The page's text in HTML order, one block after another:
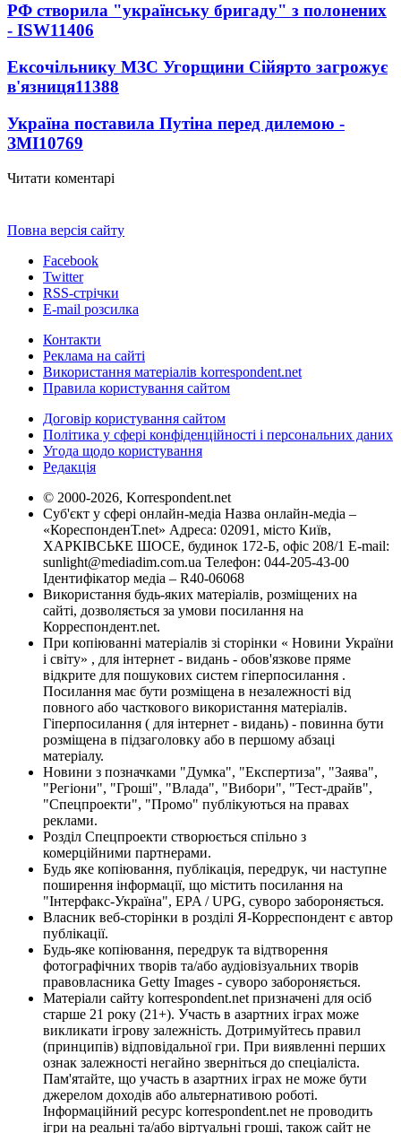
РФ створила "українську бригаду" з полонених
- ISW11406
Ексочільнику МЗС Угорщини Сійярто загрожує
в'язниця11388
Україна поставила Путіна перед дилемою -
ЗМІ10769
Читати коментарі
Повна версія сайту
Facebook
Twitter
RSS-стрічки
E-mail розсилка
Контакти
Реклама на сайті
Використання матеріалів korrespondent.net
Правила користування сайтом
Договір користування сайтом
Політика у сфері конфіденційності і персональних даних
Угода щодо користування
Редакція
© 2000-2026, Korrespondent.net
Суб'єкт у сфері онлайн-медіа Назва онлайн-медіа –
«КореспонденТ.net» Адреса: 02091, місто Київ,
ХАРКІВСЬКЕ ШОСЕ, будинок 172-Б, офіс 208/1 E-mail:
sunlight@mediadim.com.ua Телефон: 044-205-43-00
Ідентифікатор медіа – R40-06068
Використання будь-яких матеріалів, розміщених на
сайті, дозволяється за умови посилання на
Корреспондент.net.
При копіюванні матеріалів зі сторінки « Новини України
і світу» , для інтернет - видань - обов'язкове пряме
відкрите для пошукових систем гіперпосилання .
Посилання має бути розміщена в незалежності від
повного або часткового використання матеріалів.
Гіперпосилання ( для інтернет - видань) - повинна бути
розміщена в підзаголовку або в першому абзаці
матеріалу.
Новини з позначками "Думка", "Експертиза", "Заява",
"Регіони", "Гроші", "Влада", "Вибори", "Тест-драйв",
"Спецпроекти", "Промо" публікуються на правах
реклами.
Розділ Спецпроекти створюється спільно з
комерційними партнерами.
Будь яке копіювання, публікація, передрук, чи наступне
поширення інформації, що містить посилання на
"Інтерфакс-Україна", EPA / UPG, суворо забороняється.
Власник веб-сторінки в розділі Я-Корреспондент є автор
публікації.
Будь-яке копіювання, передрук та відтворення
фотографічних творів та/або аудіовізуальних творів
правовласника Getty Images - суворо забороняється.
Матеріали сайту korrespondent.net призначені для осіб
старше 21 року (21+). Участь в азартних іграх може
викликати ігрову залежність. Дотримуйтесь правил
(принципів) відповідальної гри. При виявленні перших
ознак залежності негайно зверніться до спеціаліста.
Пам'ятайте, що участь в азартних іграх не може бути
джерелом доходів або альтернативою роботі.
Інформаційний ресурс korrespondent.net не проводить
ігри на реальні та/або віртуальні гроші, також сайт не